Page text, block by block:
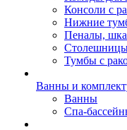
Консоли с
Нижние
Пеналы,
Тумбы с
Ванны и
Ванны
Спа-